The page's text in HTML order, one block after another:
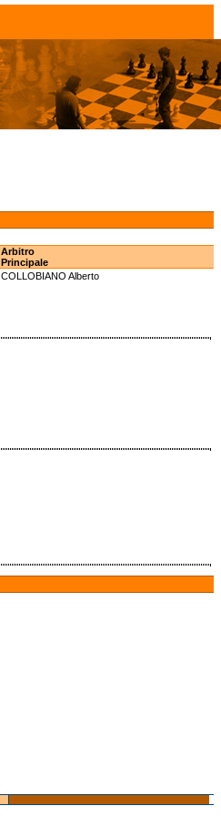
Arbitro
Principale
COLLOBIANO Alberto